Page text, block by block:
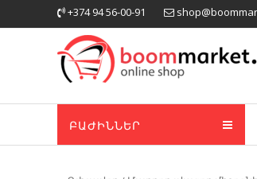
to
+374 94 56-00-91
ԲԱԺԻՆՆԵՐ